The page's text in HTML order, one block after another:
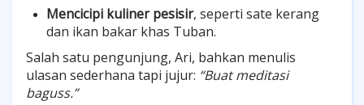
Mencicipi kuliner pesisir, seperti sate kerang
dan ikan bakar khas Tuban.
Salah satu pengunjung, Ari, bahkan menulis
ulasan sederhana tapi jujur: “Buat meditasi
baguss.”